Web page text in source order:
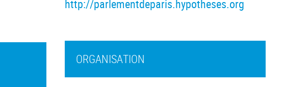
http://parlementdeparis.hypotheses.org
ORGANISATION